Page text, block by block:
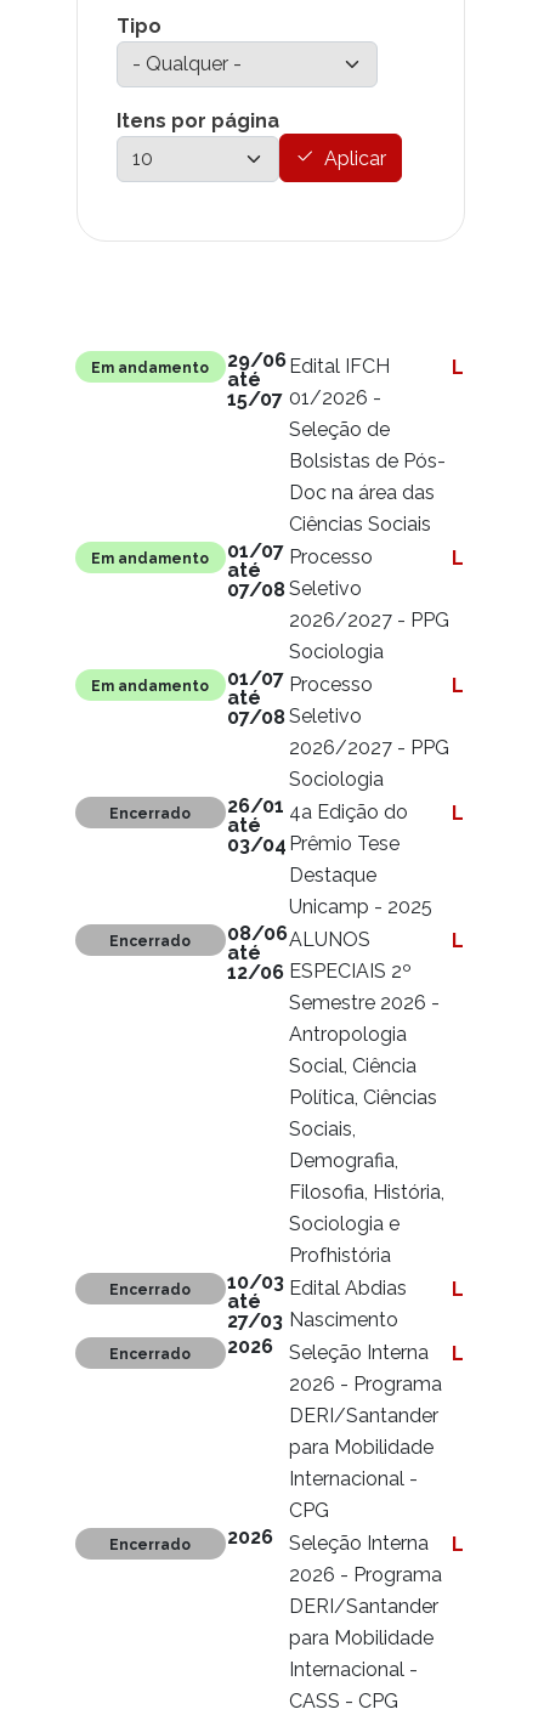
Tipo
Itens por página
Aplicar
Em andamento
29/06
até
15/07
Edital IFCH
01/2026 -
Seleção de
Bolsistas de Pós-
Doc na área das
Ciências Sociais
Ler mais
Em andamento
01/07
até
07/08
Processo
Seletivo
2026/2027 - PPG
Sociologia
Ler mais
Em andamento
01/07
até
07/08
Processo
Seletivo
2026/2027 - PPG
Sociologia
Ler mais
Encerrado
26/01
até
03/04
4a Edição do
Prêmio Tese
Destaque
Unicamp - 2025
Ler mais
Encerrado
08/06
até
12/06
ALUNOS
ESPECIAIS 2º
Semestre 2026 -
Antropologia
Social, Ciência
Política, Ciências
Sociais,
Demografia,
Filosofia, História,
Sociologia e
Profhistória
Ler mais
Encerrado
10/03
até
27/03
Edital Abdias
Nascimento
Ler mais
Encerrado 2026
Seleção Interna
2026 - Programa
DERI/Santander
para Mobilidade
Internacional -
CPG
Ler mais
Encerrado 2026
Seleção Interna
2026 - Programa
DERI/Santander
para Mobilidade
Internacional -
CASS - CPG
Ler mais